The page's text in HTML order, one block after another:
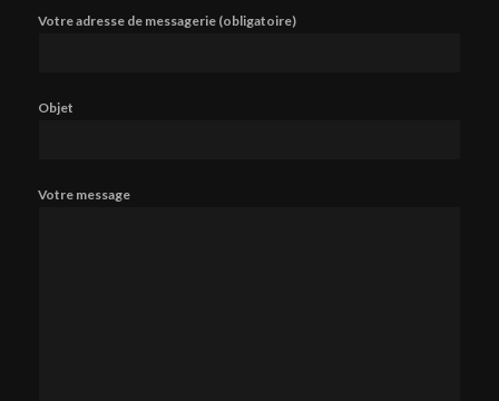
Votre adresse de messagerie (obligatoire)
Objet
Votre message